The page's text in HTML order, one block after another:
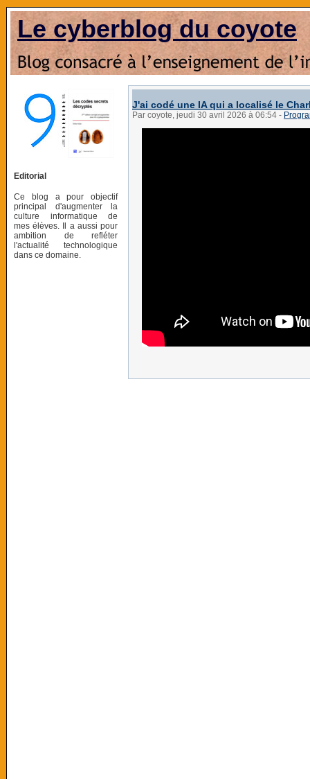
Le cyberblog du coyote
Editorial
Ce blog a pour objectif
principal d'augmenter la
culture informatique de
mes élèves. Il a aussi pour
ambition de refléter
l'actualité technologique
dans ce domaine.
J'ai codé une IA qui a localisé le
Par coyote, jeudi 30 avril 2026 à 06:54 -